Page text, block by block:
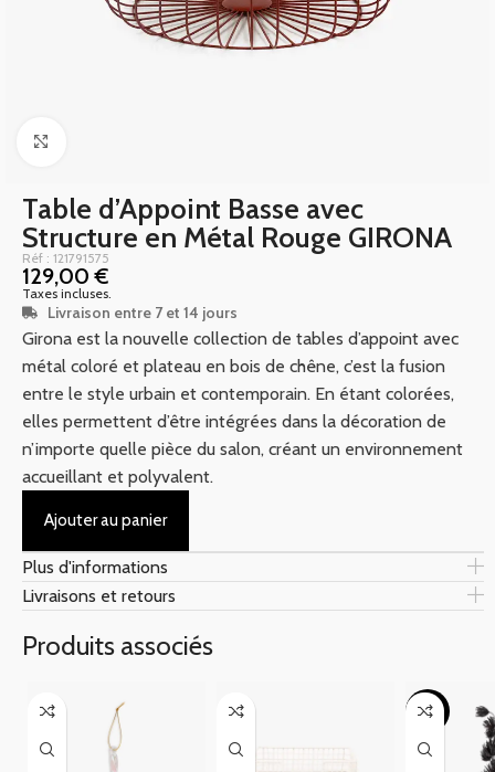
Table d’Appoint Basse avec
Structure en Métal Rouge GIRONA
Réf : 121791575
129,00€
Taxes incluses.
Livraison entre 7 et 14 jours
Girona est la nouvelle collection de tables d’appoint avec
métal coloré et plateau en bois de chêne, c’est la fusion
entre le style urbain et contemporain. En étant colorées,
elles permettent d’être intégrées dans la décoration de
n’importe quelle pièce du salon, créant un environnement
accueillant et polyvalent.
Ajouter au panier
Plus d'informations
Livraisons et retours
Produits associés
-50%